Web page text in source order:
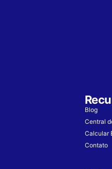
Blog
Central
Calcular
Contato